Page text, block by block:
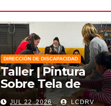
DIRECCIÓN DE DISCAPACIDAD
Taller | Pintura
Sobre Tela de
Lienzo
JUL 22, 2026 LCDRV